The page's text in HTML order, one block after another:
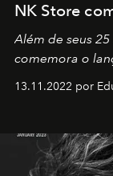
NK Store
Além de seus
comemora o
13.11.2022 por